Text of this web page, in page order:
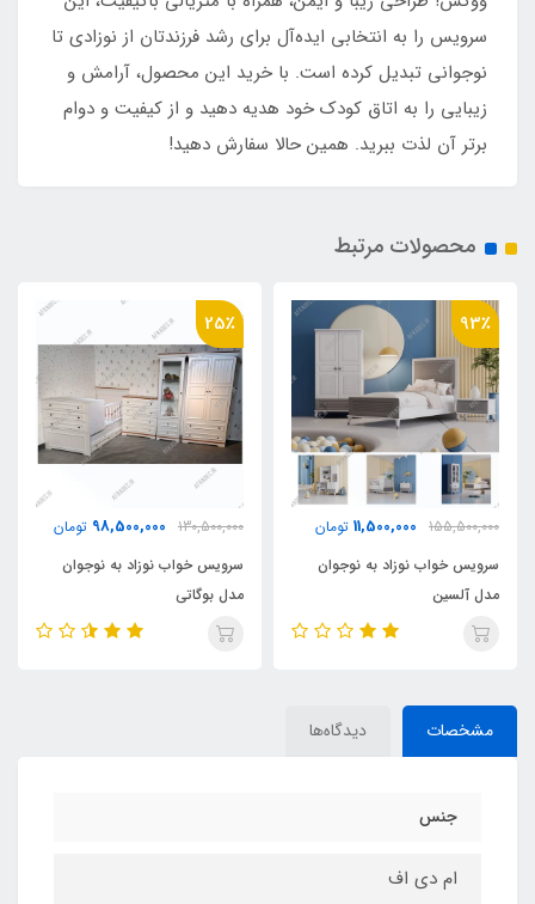
سرویس را به انتخابی ایده‌آل برای رشد فرزندتان از نوزادی تا
نوجوانی تبدیل کرده است. با خرید این محصول، آرامش و
زیبایی را به اتاق کودک خود هدیه دهید و از کیفیت و دوام
برتر آن لذت ببرید. همین حالا سفارش دهید!
محصولات مرتبط
93٪
155,500,000
11,500,000 تومان
سرویس خواب نوزاد به نوجوان
مدل آلسین
25٪
130,500,000
98,500,000 تومان
سرویس خواب نوزاد به نوجوان
مدل بوگاتی
مشخصات دیدگاه‌ها
جنس
ام دی اف